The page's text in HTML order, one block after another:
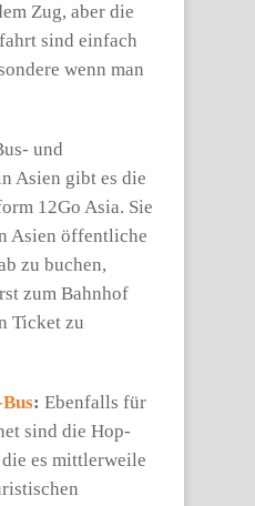
Zug, aber die
sind einfach
wenn man
und
Asien gibt es die
12Go Asia. Sie
Asien öffentliche
zu buchen,
zum Bahnhof
Ticket zu
: Ebenfalls für
sind die Hop-
es mittlerweile